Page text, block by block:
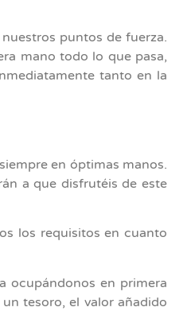
puntos de fuerza.
mano todo lo que pasa,
tanto en la
en óptimas manos.
a que disfrutéis de este
los requisitos en cuanto
ocupándonos en primera
tesoro, el valor añadido